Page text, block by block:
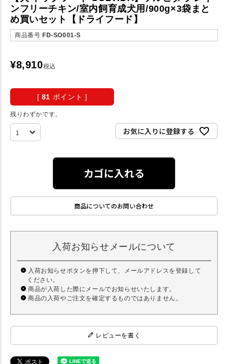
ンフリーチキン/室内飼育成犬用/900g×3袋まと
め買いセット【ドライフード】
商品番号 FD-SO001-S
¥8,910税込
[ 81 ポイント ]
残りわずかです。
お気に入りに登録する
カゴに入れる
商品についてのお問い合わせ
入荷お知らせメールについて
入荷お知らせボタンを押下して、メールアドレスを登録して
ください。
商品が入荷した際にメールでお知らせいたします。
商品の入荷やご注文を確定するものではありません。
レビューを書く